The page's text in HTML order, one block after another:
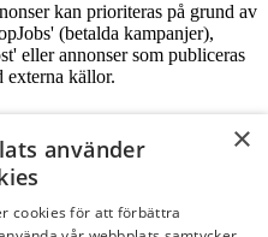
kan prioriteras på grund av
(betalda kampanjer),
eller annonser som publiceras
externa källor.
×
använder
cookies för att förbättra